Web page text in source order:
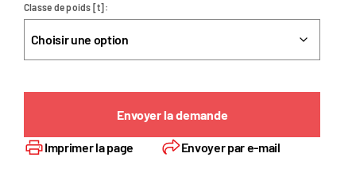
Classe de poids [t]
Envoyer la demande
Imprimer la page Envoyer par e-mail